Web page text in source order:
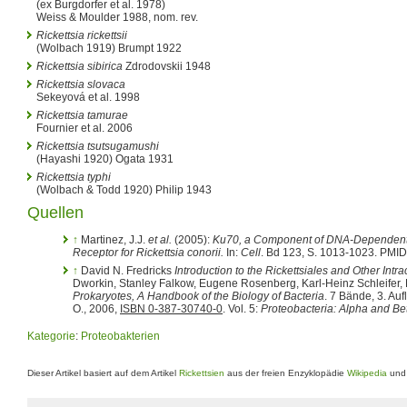
(ex Burgdorfer et al. 1978)
Weiss & Moulder 1988, nom. rev.
Rickettsia rickettsii
(Wolbach 1919) Brumpt 1922
Rickettsia sibirica Zdrodovskii 1948
Rickettsia slovaca
Sekeyová et al. 1998
Rickettsia tamurae
Fournier et al. 2006
Rickettsia tsutsugamushi
(Hayashi 1920) Ogata 1931
Rickettsia typhi
(Wolbach & Todd 1920) Philip 1943
Quellen
↑ Martinez, J.J. et al. (2005): Ku70, a Component of DNA-
Receptor for Rickettsia conorii. In: Cell. Bd 123, S. 1013-1023.
↑ David N. Fredricks Introduction to the Rickettsiales and Other
Dworkin, Stanley Falkow, Eugene Rosenberg, Karl-Heinz
Prokaryotes, A Handbook of the Biology of Bacteria. 7 Bände, 3.
O., 2006, ISBN 0-387-30740-0. Vol. 5: Proteobacteria: Alpha and
Kategorie: Proteobakterien
Dieser Artikel basiert auf dem Artikel Rickettsien aus der freien Enzyklopädie Wikipedia